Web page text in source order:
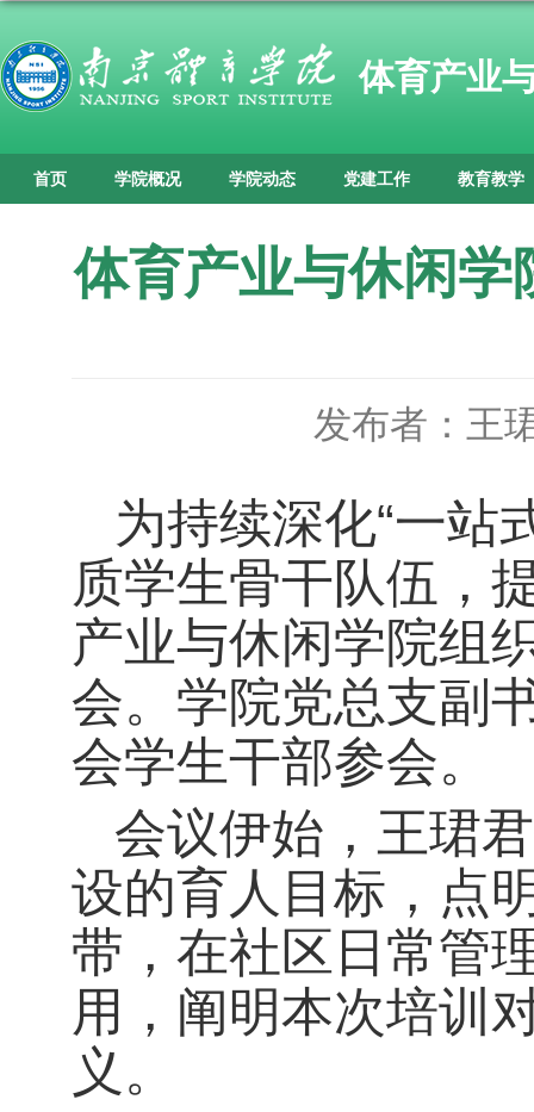
体育产业
首页 学院概况 学院动态 党建工作 教育教学
体育产业与休闲学
发布者：王
为持续深化“一站
质学生骨干队伍，
产业与休闲学院组
会。学院党总支副
会学生干部参会。
会议伊始，王珺
设的育人目标，点
带，在社区日常管
用，阐明本次培训
义。